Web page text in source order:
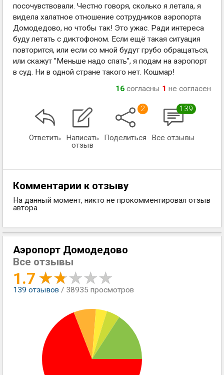
посочувствовали. Честно говоря, сколько я летала, я
видела халатное отношение сотрудников аэропорта
Домодедово, но чтобы так! Это ужас. Ради интереса
буду летать с диктофоном. Если ещё такая ситуация
повторится, или если со мной будут грубо обращаться,
или скажут "Меньше надо спать", я подам на аэропорт
в суд. Ни в одной стране такого нет. Кошмар!
16 согласны 1 не согласен
Ответить
Написать
отзыв
2
Поделиться
139
Все отзывы
Комментарии к отзыву
На данный момент, никто не прокомментировал отзыв
автора
Аэропорт Домодедово
Все отзывы
1.7
139 отзывов / 38935 просмотров